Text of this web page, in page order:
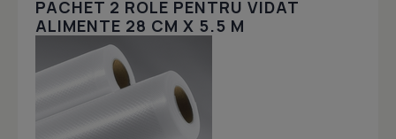
PACHET 2 ROLE PENTRU VIDAT
ALIMENTE 28 CM X 5.5 M